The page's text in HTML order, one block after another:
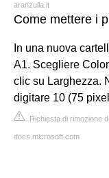
aranzulla.it
Come mettere i
In una nuova
A1. Scegliere
clic su Larghezza.
digitare 10 (75
Richiesta di rimozione
docs.microsoft.com